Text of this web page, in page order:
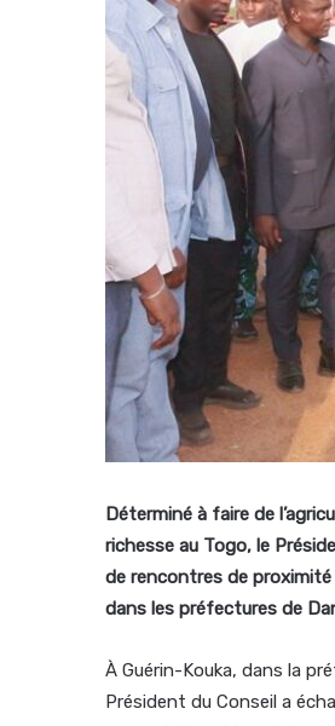
Déterminé à faire de
richesse au Togo, le
de rencontres de proximité
dans les préfectures de
À Guérin-Kouka, dans la
Président du Conseil a